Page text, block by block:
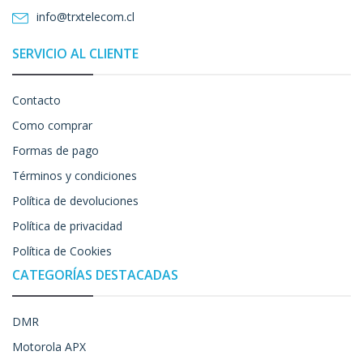
info@trxtelecom.cl
SERVICIO AL CLIENTE
Contacto
Como comprar
Formas de pago
Términos y condiciones
Política de devoluciones
Política de privacidad
Política de Cookies
CATEGORÍAS DESTACADAS
DMR
Motorola APX